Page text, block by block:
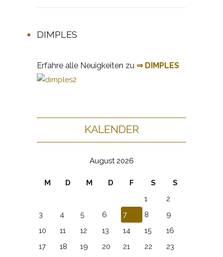
DIMPLES
Erfahre alle Neuigkeiten zu ⇒ DIMPLES
KALENDER
August 2026
M D M D F S
S
1
2
3
4 5 6 7 8
9
10
11 12 13 14 15
16
17
18 19 20 21 22
23